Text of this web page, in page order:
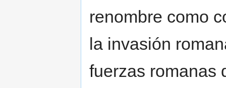
renombre como
la invasión
fuerzas romanas